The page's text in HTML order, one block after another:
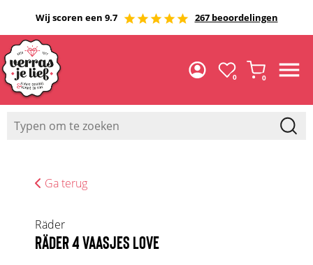
Wij scoren een 9.7 267 beoordelingen
0 0
Ga terug
Räder
RÄDER 4 VAASJES LOVE